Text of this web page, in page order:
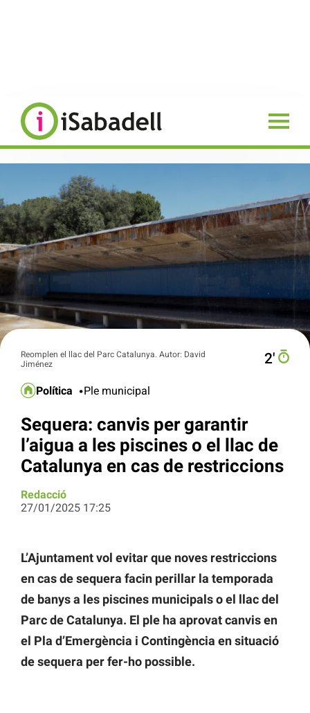
Reomplen el llac del Parc Catalunya. Autor: David
Jiménez
2′
Política Ple municipal
Sequera: canvis per garantir
l’aigua a les piscines o el llac de
Catalunya en cas de restriccions
Redacció
27/01/2025 17:25
L’Ajuntament vol evitar que noves restriccions
en cas de sequera facin perillar la temporada
de banys a les piscines municipals o el llac del
Parc de Catalunya. El ple ha aprovat canvis en
el Pla d’Emergència i Contingència en situació
de sequera per fer-ho possible.